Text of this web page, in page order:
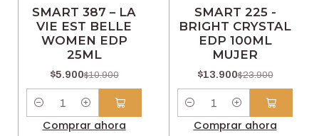
SMART 387 – LA
VIE EST BELLE
WOMEN EDP
25ML
$5.900$10.900
Comprar ahora
SMART 225 -
BRIGHT CRYSTAL
EDP 100ML
MUJER
$13.900$23.900
Comprar ahora